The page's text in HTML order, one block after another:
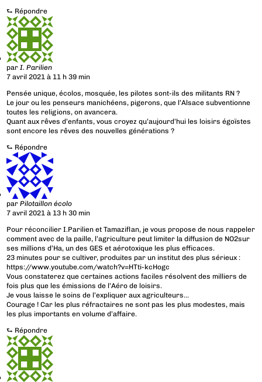
⮑ Répondre
parI. Parilien
7 avril 2021 à 11 h 39 min
Pensée unique, écolos, mosquée, les pilotes sont-ils des militants RN ?
Le jour ou les penseurs manichéens, pigerons, que l’Alsace subventionne
toutes les religions, on avancera.
Quant aux rêves d’enfants, vous croyez qu’aujourd’hui les loisirs égoïstes
sont encore les rêves des nouvelles générations ?
⮑ Répondre
parPilotaillon écolo
7 avril 2021 à 13 h 30 min
Pour réconcilier I.Parilien et Tamaziflan, je vous propose de nous rappeler
comment avec de la paille, l’agriculture peut limiter la diffusion de NO2sur
ses millions d’Ha, un des GES et aérotoxique les plus efficaces.
23 minutes pour se cultiver, produites par un institut des plus sérieux :
https://www.youtube.com/watch?v=HTti-kcHogc
Vous constaterez que certaines actions faciles résolvent des milliers de
fois plus que les émissions de l’Aéro de loisirs.
Je vous laisse le soins de l’expliquer aux agriculteurs…
Courage ! Car les plus réfractaires ne sont pas les plus modestes, mais
les plus importants en volume d’affaire.
⮑ Répondre